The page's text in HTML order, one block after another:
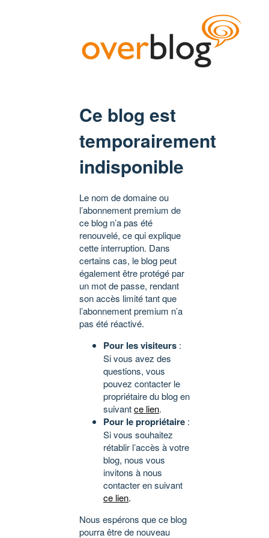
Ce blog est
temporairement
indisponible
Le nom de domaine ou
l’abonnement premium de
ce blog n’a pas été
renouvelé, ce qui explique
cette interruption. Dans
certains cas, le blog peut
également être protégé par
un mot de passe, rendant
son accès limité tant que
l’abonnement premium n’a
pas été réactivé.
Pour les visiteurs :
Si vous avez des
questions, vous
pouvez contacter le
propriétaire du blog en
suivantce lien.
Pour le propriétaire :
Si vous souhaitez
rétablir l’accès à votre
blog, nous vous
invitons à nous
contacter en suivant
ce lien.
Nous espérons que ce blog
pourra être de nouveau